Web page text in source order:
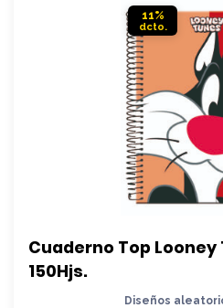
11%
Cuaderno Top Looney
150Hjs.
Diseños